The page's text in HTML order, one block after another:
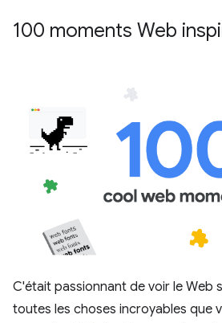
100 moments Web
C'était passionnant de voir le Web
toutes les choses incroyables que